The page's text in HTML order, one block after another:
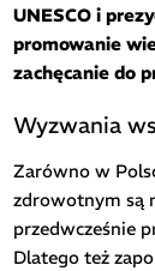
UNESCO i
promowanie
zachęcanie do
Wyzwania
Zarówno w
zdrowotnym są
przedwcześnie
Dlatego też